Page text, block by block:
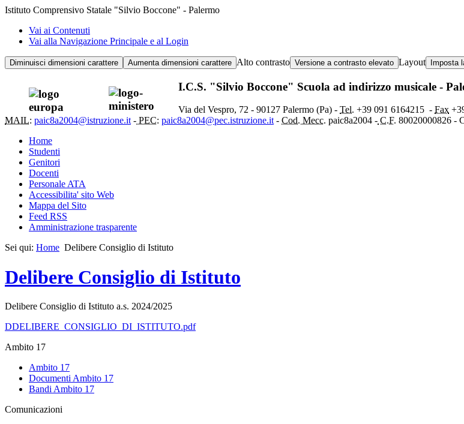
Istituto Comprensivo Statale "Silvio Boccone" - Palermo
Vai ai Contenuti
Vai alla Navigazione Principale e al Login
Diminuisci dimensioni carattere Aumenta dimensioni carattere Alto contrasto Versione a contrasto elevato Layout Imposta
I.C.S. "Silvio Boccone" Scuola ad indirizzo musicale -
Via del Vespro, 72 - 90127 Palermo (Pa) -Tel. +39 0916164215 -Fax
MAIL: paic8a2004@istruzione.it- PEC: paic8a2004@pec.istruzione.it- Cod. Mecc. paic8a2004 - C.F. 80020000826 -
Home
Studenti
Genitori
Docenti
Personale ATA
Accessibilita' sito Web
Mappa del Sito
Feed RSS
Amministrazione trasparente
Sei qui: Home Delibere Consiglio di Istituto
Delibere Consiglio di Istituto
Delibere Consiglio di Istituto a.s. 2024/2025
DDELIBERE_CONSIGLIO_DI_ISTITUTO.pdf
Ambito 17
Ambito 17
Documenti Ambito 17
Bandi Ambito 17
Comunicazioni